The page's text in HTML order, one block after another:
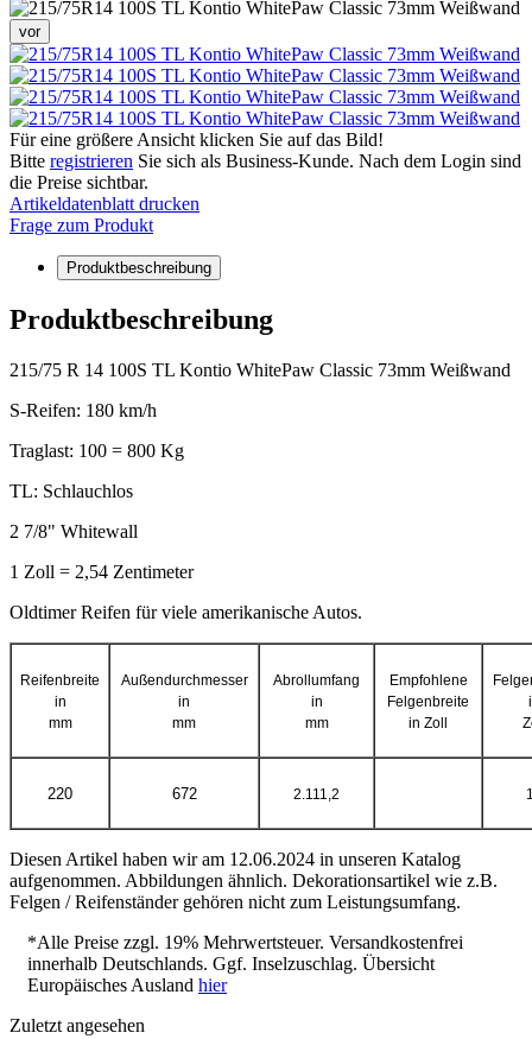
vor
Für eine größere Ansicht klicken Sie auf das Bild!
Bitte registrieren Sie sich als Business-Kunde. Nach dem Login sind
die Preise sichtbar.
Artikeldatenblatt drucken
Frage zum Produkt
Produktbeschreibung
Produktbeschreibung
215/75 R 14 100S TL Kontio WhitePaw Classic 73mm Weißwand
S-Reifen: 180 km/h
Traglast: 100 = 800 Kg
TL: Schlauchlos
2 7/8" Whitewall
1 Zoll = 2,54 Zentimeter
Oldtimer Reifen für viele amerikanische Autos.
Reifenbreite
in
mm
Außendurchmesser
in
mm
Abrollumfang
in
mm
Empfohlene
Felgenbreite
in Zoll
220 672 2.111,2
Diesen Artikel haben wir am 12.06.2024 in unseren Katalog
aufgenommen. Abbildungen ähnlich. Dekorationsartikel wie z.B.
Felgen / Reifenständer gehören nicht zum Leistungsumfang.
*Alle Preise zzgl. 19% Mehrwertsteuer. Versandkostenfrei
innerhalb Deutschlands. Ggf. Inselzuschlag. Übersicht
Europäisches Ausland hier
Zuletzt angesehen